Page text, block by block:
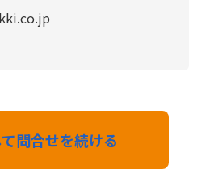
問合せを続ける